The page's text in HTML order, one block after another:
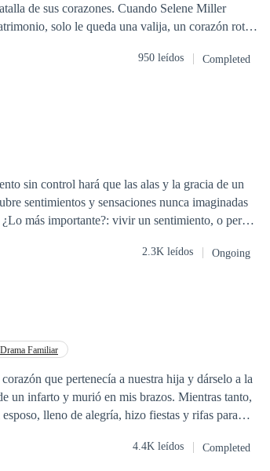
Cuando Selene Miller
solo le queda una valija, un corazón roto
Lo que no espera es
rabia han podido apagar.
950 leídos Completed
sin control hará que las alas y la gracia de un
sentimientos y sensaciones nunca imaginadas
más importante?: vivir un sentimiento, o perder
2.3K leídos Ongoing
Drama Familiar
que pertenecía a nuestra hija y dárselo a la
lleno de alegría, hizo fiestas y rifas para
Desolada, volví a casa con
4.4K leídos Completed